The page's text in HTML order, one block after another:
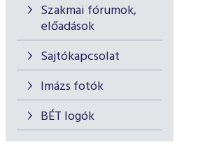
Szakmai fórumok,
előadások
Sajtókapcsolat
Imázs fotók
BÉT logók